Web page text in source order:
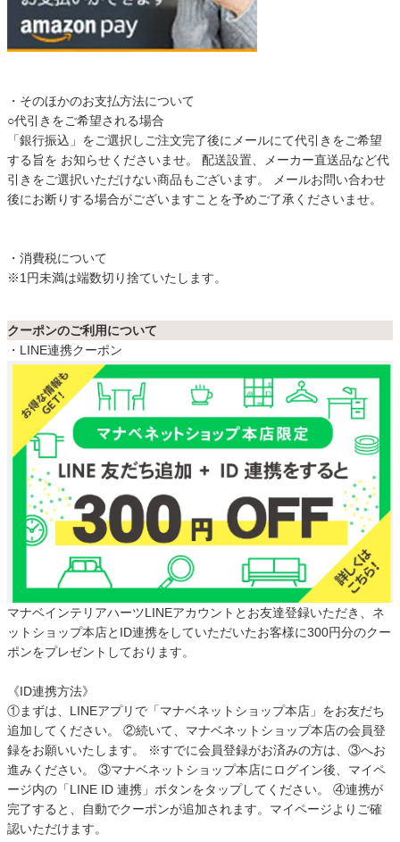
・そのほかのお支払方法について
○代引きをご希望される場合
「銀行振込」をご選択しご注文完了後にメールにて代引きをご希望
する旨を お知らせくださいませ。 配送設置、メーカー直送品など代
引きをご選択いただけない商品もございます。 メールお問い合わせ
後にお断りする場合がございますことを予めご了承くださいませ。
・消費税について
※1円未満は端数切り捨ていたします。
クーポンのご利用について
・LINE連携クーポン
マナベインテリアハーツLINEアカウントとお友達登録いただき、ネ
ットショップ本店とID連携をしていただいたお客様に300円分のクー
ポンをプレゼントしております。
《ID連携方法》
①まずは、LINEアプリで「マナベネットショップ本店」をお友だち
追加してください。 ②続いて、マナベネットショップ本店の会員登
録をお願いいたします。 ※すでに会員登録がお済みの方は、③へお
進みください。 ③マナベネットショップ本店にログイン後、マイペ
ージ内の「LINE ID 連携」ボタンをタップしてください。 ④連携が
完了すると、自動でクーポンが追加されます。マイページよりご確
認いただけます。